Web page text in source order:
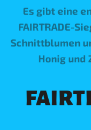
Es gibt eine
FAIRTRADE-
Schnittblumen
Honig und